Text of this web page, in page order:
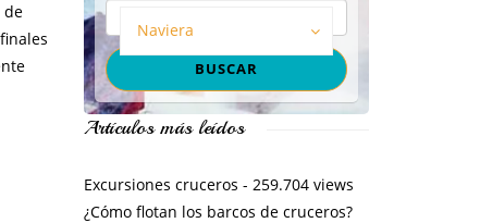
de
Naviera
Artículos más leídos
Excursiones cruceros - 259.704 views
¿Cómo flotan los barcos de cruceros?